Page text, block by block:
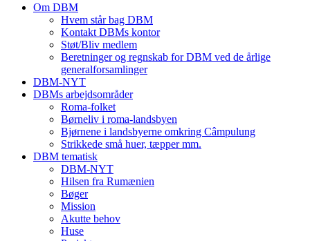
Om DBM
Hvem står bag DBM
Kontakt DBMs kontor
Støt/Bliv medlem
Beretninger og regnskab for DBM ved de årlige
generalforsamlinger
DBM-NYT
DBMs arbejdsområder
Roma-folket
Børneliv i roma-landsbyen
Bjørnene i landsbyerne omkring Câmpulung
Strikkede små huer, tæpper mm.
DBM tematisk
DBM-NYT
Hilsen fra Rumænien
Bøger
Mission
Akutte behov
Huse